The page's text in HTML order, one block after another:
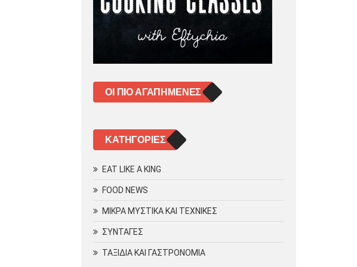
ΟΙ ΠΙΟ ΑΓΑΠΗΜΈΝΕΣ
KΑΤΗΓΟΡΊΕΣ
EAT LIKE A KING
FOOD NEWS
ΜΙΚΡΑ ΜΥΣΤΙΚΑ ΚΑΙ ΤΕΧΝΙΚΕΣ
ΣΥΝΤΑΓΕΣ
ΤΑΞΙΔΙΑ ΚΑΙ ΓΑΣΤΡΟΝΟΜΙΑ